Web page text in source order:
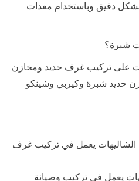
بشكل دقيق وباستخدام معدات
شبرة؟
على تركيب غرف حديد ومخازن
حديد شبرة وكيربي وشينكو
الشاليهات يعمل في تركيب غرف
يعمل في تركيب وصيانة